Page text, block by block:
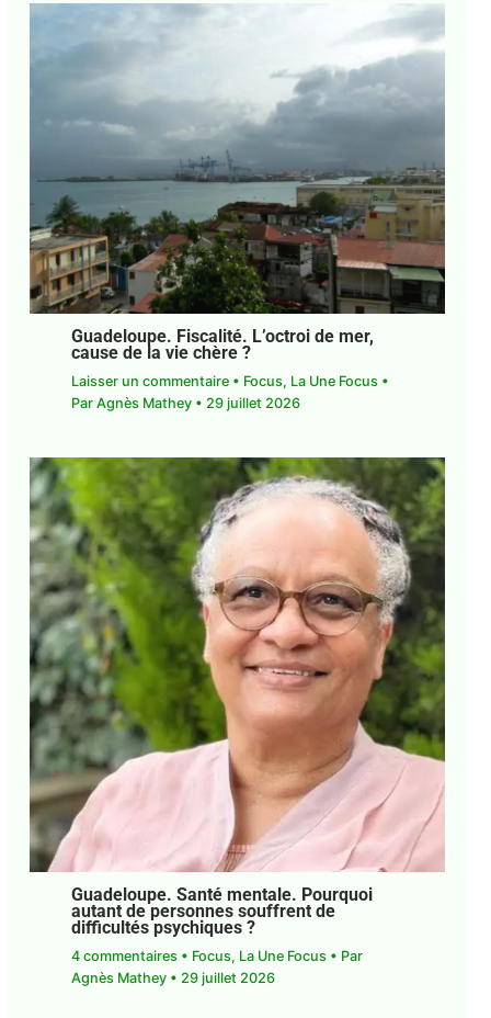
Guadeloupe. Fiscalité. L’octroi de mer,
cause de la vie chère ?
Laisser un commentaire • Focus, La Une Focus •
ParAgnès Mathey •29 juillet 2026
Guadeloupe. Santé mentale. Pourquoi
autant de personnes souffrent de
difficultés psychiques ?
4 commentaires • Focus, La Une Focus • Par
Agnès Mathey •29 juillet 2026